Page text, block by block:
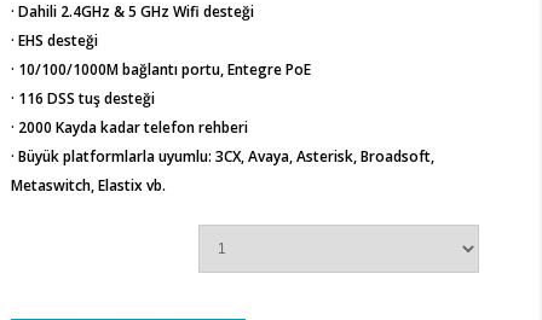
· Dahili 2.4GHz & 5 GHz Wifi desteği
· EHS desteği
· 10/100/1000M bağlantı portu, Entegre PoE
· 116 DSS tuş desteği
· 2000 Kayda kadar telefon rehberi
· Büyük platformlarla uyumlu: 3CX, Avaya, Asterisk, Broadsoft,
Metaswitch, Elastix vb.